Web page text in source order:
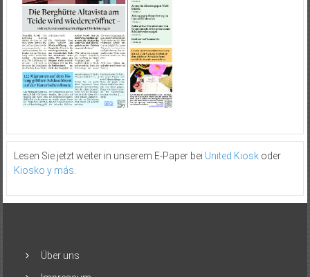
Lesen Sie jetzt weiter in unserem E-Paper bei United Kioskoder
Kiosko y más
Über uns